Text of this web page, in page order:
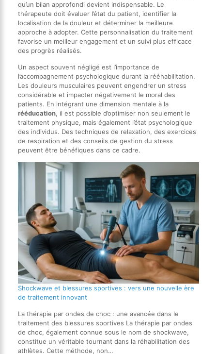
qu’un bilan approfondi devient indispensable. Le
thérapeute doit évaluer l’état du patient, identifier la
localisation de la douleur et déterminer la meilleure
approche à adopter. Cette personnalisation du traitement
favorise un meilleur engagement et un suivi plus efficace
des progrès réalisés.
Un aspect souvent négligé est l’importance de
l’accompagnement psychologique durant la rééhabilitation.
Les douleurs musculaires peuvent engendrer un stress
considérable et impacter négativement le moral des
patients. En intégrant une dimension mentale à la
rééducation, il est possible d’optimiser non seulement le
traitement physique, mais également l’état psychologique
des individus. Des techniques de relaxation, des exercices
de respiration et des conseils de gestion du stress
peuvent être bénéfiques dans ce cadre.
Shockwave et blessures sportives : vers une nouvelle ère
de traitement innovant
La thérapie par ondes de choc : une avancée dans le
traitement des blessures sportives La thérapie par ondes
de choc, également connue sous le nom de shockwave,
constitue un véritable tournant dans la réhabilitation des
athlètes. Cette méthode, non…